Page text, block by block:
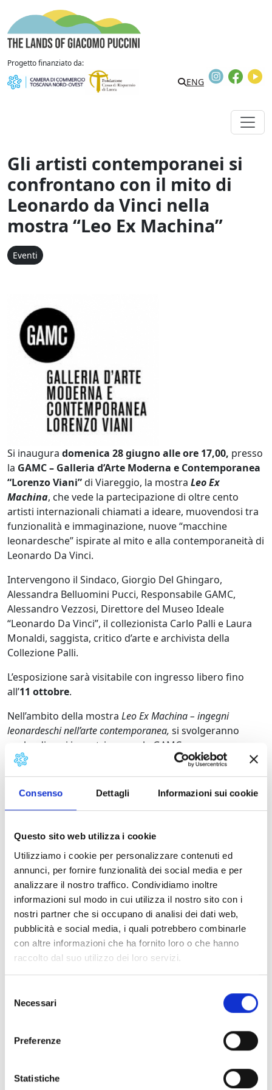
Consenso Dettagli Informazioni sui cookie
Questo sito web utilizza i cookie
Utilizziamo i cookie per personalizzare contenuti ed
annunci, per fornire funzionalità dei social media e per
analizzare il nostro traffico. Condividiamo inoltre
informazioni sul modo in cui utilizza il nostro sito con i
nostri partner che si occupano di analisi dei dati web,
pubblicità e social media, i quali potrebbero combinarle
con altre informazioni che ha fornito loro o che hanno
raccolto dal suo utilizzo dei loro servizi.
delNecessari
Preferenze
Statistiche
Vai al contenuto
Progetto finanziato da:
Search
ENG
Instagram
Gli artisti contemporanei si
confrontano con il mito di
Leonardo da Vinci nella
mostra “Leo Ex Machina”
Eventi
Si inaugura domenica 28 giugno alle ore 17,00, presso
la GAMC – Galleria d’Arte Moderna e Contemporanea
“Lorenzo Viani”di Viareggio, la mostra Leo Ex
Machina, che vede la partecipazione di oltre cento
artisti internazionali chiamati a ideare, muovendosi tra
funzionalità e immaginazione, nuove “macchine
leonardesche” ispirate al mito e alla contemporaneità di
Leonardo Da Vinci.
Intervengono il Sindaco, Giorgio Del Ghingaro,
Alessandra Belluomini Pucci, Responsabile GAMC,
Alessandro Vezzosi, Direttore del Museo Ideale
“Leonardo Da Vinci”, il collezionista Carlo Palli e Laura
Monaldi, saggista, critico d’arte e archivista della
Collezione Palli.
L’esposizione sarà visitabile con ingresso libero fino
all’11 ottobre.
Nell’ambito della mostra Leo Ex Machina – ingegni
leonardeschi nell’arte contemporanea, si svolgeranno
anche diversi incontri presso la GAMC:
Sabato 25 luglio – Matteo Guarnaccia – LightShow –
Incontro introdotto dal critico musicale Vittore Baroni,
ospite il chitarrista Alberto Rindi (del quartetto toscano
Sabato 8 Agosto – ore 21,00 – Alessandro Vezzosi e
Agnese Sabato (Museo Ideale Leonardo da Vinci, Vinci)
“Leonardo Da Vinci: avanguardia contro i trombetti”, le
diverse facce dei leonardismi a confronto.
Sabato 22 Agosto – ore 21,00 – [dia•foria rivista di arti e
letteratura
Incontro sui nuovi linguaggi poetici con presentazione
del libro Spazio di destot ([dia•foria/Cinquemarzo
edizioni) di Fabio Teti, presente l’autore. Ospite: la
Domenica 6 Settembre – ore 17.30 – leoPad: Leonardo
Durante l’incontro, a cura di Maurizio Marco Tozzi,
tempo che hanno preso ispirazione dalle grandi opere